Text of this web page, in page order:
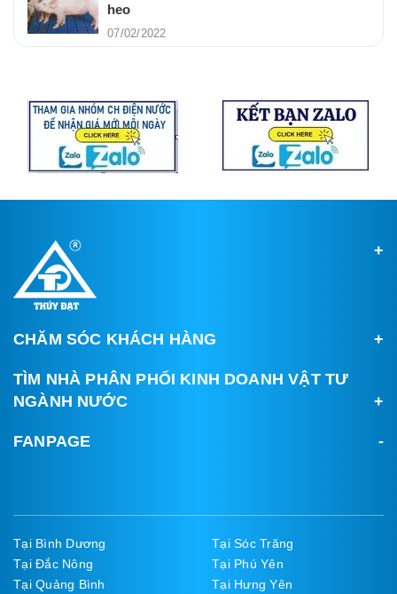
heo
07/02/2022
CHĂM SÓC KHÁCH HÀNG
TÌM NHÀ PHÂN PHỐI KINH DOANH VẬT TƯ
NGÀNH NƯỚC
FANPAGE
Tại Bình Dương
Tại Sóc Trăng
Tại Đắc Nông
Tại Phú Yên
Tại Quảng Bình
Tại Hưng Yên